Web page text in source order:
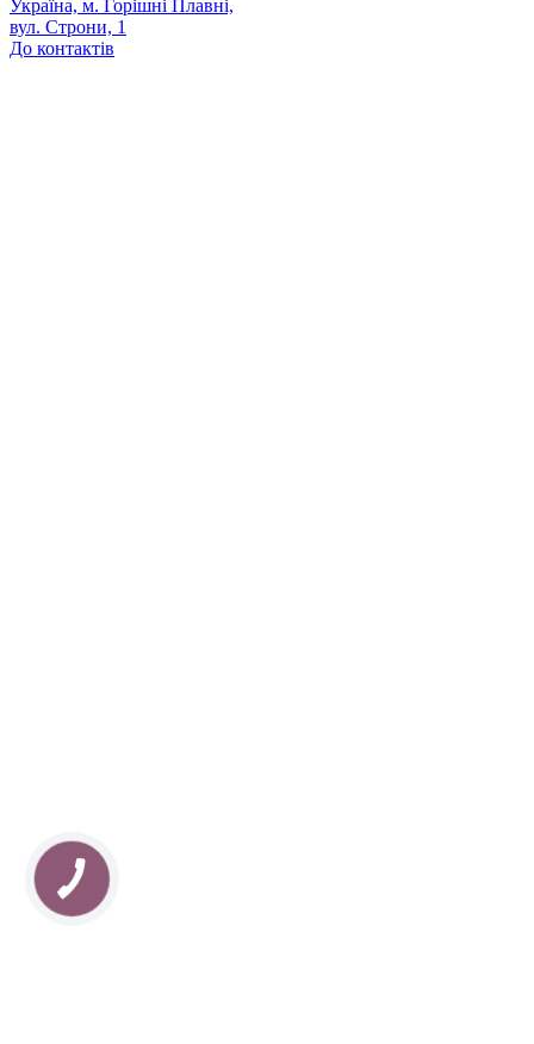
Україна, м. Горішні Плавні,
вул. Строни, 1
До контактів